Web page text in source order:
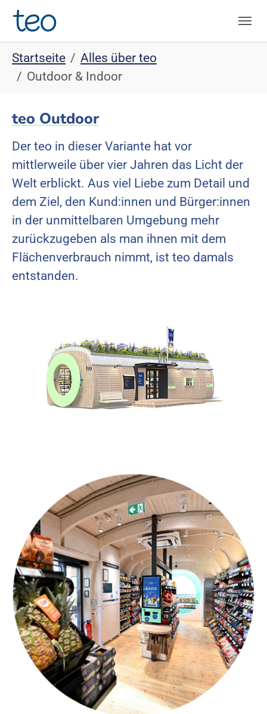
Skip to main navigation
Skip to main content
Skip to page footer
You are here:
Startseite
Alles über teo
Outdoor & Indoor
teo Outdoor
Der teo in dieser Variante hat vor
mittlerweile über vier Jahren das Licht der
Welt erblickt. Aus viel Liebe zum Detail und
dem Ziel, den Kund:innen und Bürger:innen
in der unmittelbaren Umgebung mehr
zurückzugeben als man ihnen mit dem
Flächenverbrauch nimmt, ist teo damals
entstanden.